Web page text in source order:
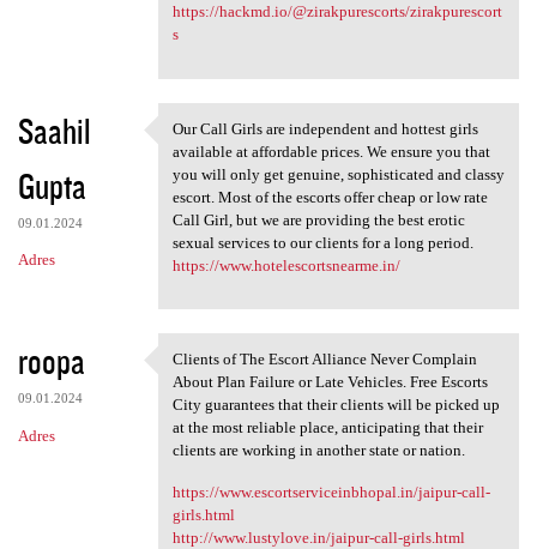
https://hackmd.io/@zirakpurescorts/zirakpurescort
s
Saahil
Gupta
09.01.2024
Adres
Our Call Girls are
Our Call Girls are independent and hottest girls
available at affordable prices. We ensure you that
you will only get genuine, sophisticated and classy
escort. Most of the escorts offer cheap or low rate
Call Girl, but we are providing the best erotic
sexual services to our clients for a long period.
https://www.hotelescortsnearme.in/
roopa
09.01.2024
Adres
Clients of The Escort
Clients of The Escort Alliance Never Complain
About Plan Failure or Late Vehicles. Free Escorts
City guarantees that their clients will be picked up
at the most reliable place, anticipating that their
clients are working in another state or nation.
https://www.escortserviceinbhopal.in/jaipur-call-
girls.html
http://www.lustylove.in/jaipur-call-girls.html